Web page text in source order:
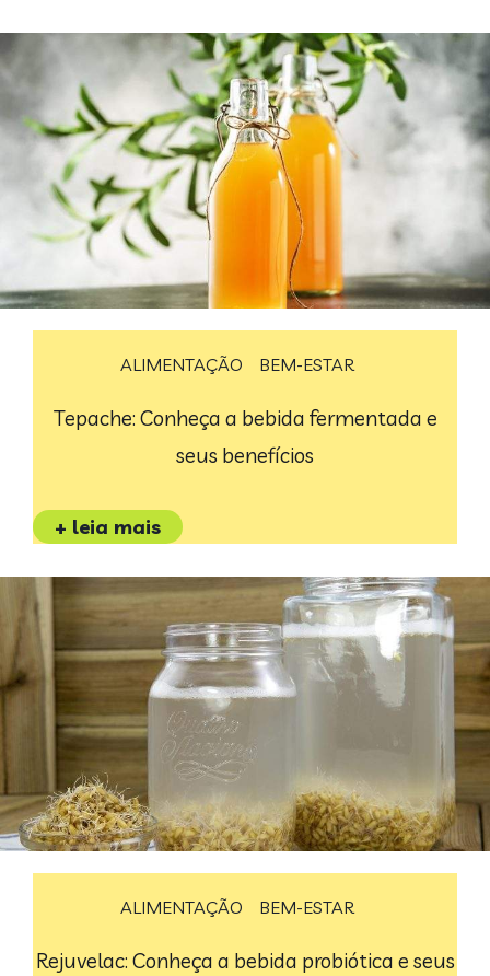
ALIMENTAÇÃO BEM-ESTAR
Tepache: Conheça a bebida fermentada e
seus benefícios
+ leia mais
ALIMENTAÇÃO BEM-ESTAR
Rejuvelac: Conheça a bebida probiótica e seus